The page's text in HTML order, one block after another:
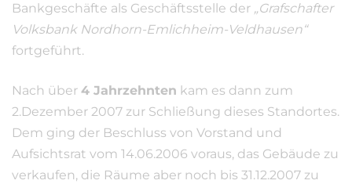
Bankgeschäfte als Geschäftsstelle der „Grafschafter
Volksbank Nordhorn-Emlichheim-Veldhausen“
fortgeführt.
Nach über 4 Jahrzehnten kam es dann zum
2.Dezember 2007 zur Schließung dieses Standortes.
Dem ging der Beschluss von Vorstand und
Aufsichtsrat vom 14.06.2006 voraus, das Gebäude zu
verkaufen, die Räume aber noch bis 31.12.2007 zu